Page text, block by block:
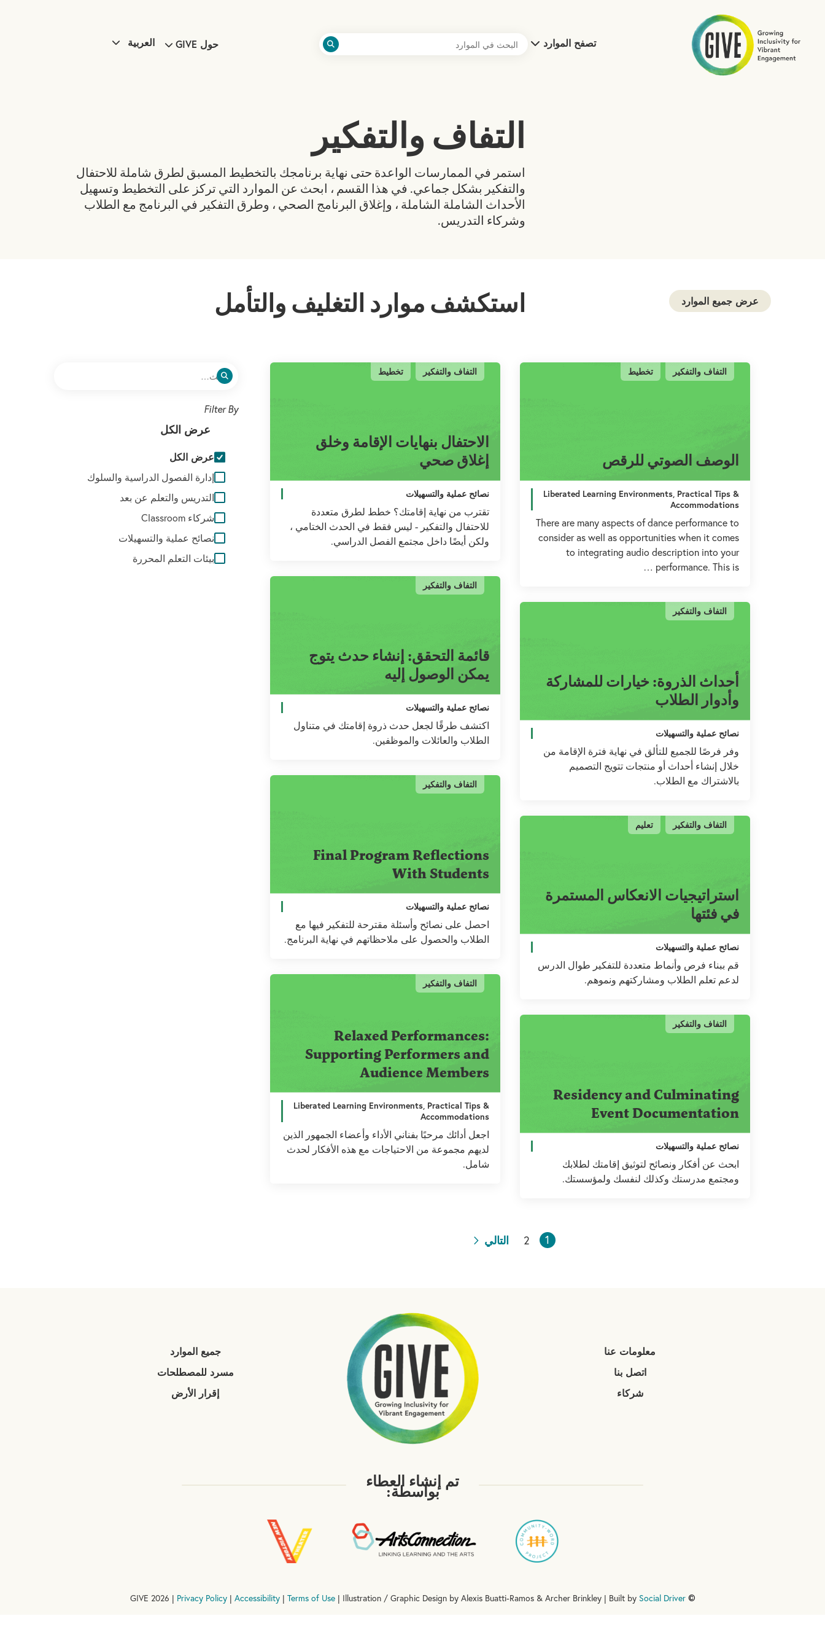
تصفح الموارد حول GIVE العربية
التفاف والتفكير
استمر في الممارسات الواعدة حتى نهاية برنامجك بالتخطيط المسبق لطرق شاملة للاحتفال
والتفكير بشكل جماعي. في هذا القسم ، ابحث عن الموارد التي تركز على التخطيط وتسهيل
الأحداث الشاملة الشاملة ، وإغلاق البرنامج الصحي ، وطرق التفكير في البرنامج مع الطلاب
وشركاء التدريس.
استكشف موارد التغليف والتأمل عرض جميع الموارد
بحث هذا الموقع
عرض الكل
عرض الكل
إدارة الفصول الدراسية والسلوك
التدريس والتعلم عن بعد
شركاء Classroom
نصائح عملية والتسهيلات
بيئات التعلم المحررة
التفاف والتفكير تخطيط
الوصف الصوتي للرقص
Liberated Learning Environments, Practical Tips &
Accommodations
There are many aspects of dance performance to
consider as well as opportunities when it comes
to integrating audio description into your
performance. This is …
التفاف والتفكير تخطيط
الاحتفال بنهايات الإقامة وخلق
إغلاق صحي
نصائح عملية والتسهيلات
تقترب من نهاية إقامتك؟ خطط لطرق متعددة
للاحتفال والتفكير - ليس فقط في الحدث الختامي ،
ولكن أيضًا داخل مجتمع الفصل الدراسي.
التفاف والتفكير
قائمة التحقق: إنشاء حدث يتوج
يمكن الوصول إليه
نصائح عملية والتسهيلات
اكتشف طرقًا لجعل حدث ذروة إقامتك في متناول
الطلاب والعائلات والموظفين.
التفاف والتفكير
أحداث الذروة: خيارات للمشاركة
وأدوار الطلاب
نصائح عملية والتسهيلات
وفر فرصًا للجميع للتألق في نهاية فترة الإقامة من
خلال إنشاء أحداث أو منتجات تتويج التصميم
بالاشتراك مع الطلاب.
التفاف والتفكير
Final Program Reflections
With Students
نصائح عملية والتسهيلات
احصل على نصائح وأسئلة مقترحة للتفكير فيها مع
الطلاب والحصول على ملاحظاتهم في نهاية البرنامج.
التفاف والتفكير تعليم
استراتيجيات الانعكاس المستمرة
في فئتها
نصائح عملية والتسهيلات
قم ببناء فرص وأنماط متعددة للتفكير طوال الدرس
لدعم تعلم الطلاب ومشاركتهم ونموهم.
التفاف والتفكير
Relaxed Performances:
Supporting Performers and
Audience Members
Liberated Learning Environments, Practical Tips &
Accommodations
اجعل أدائك مرحبًا بفناني الأداء وأعضاء الجمهور الذين
لديهم مجموعة من الاحتياجات مع هذه الأفكار لحدث
شامل.
التفاف والتفكير
Residency and Culminating
Event Documentation
نصائح عملية والتسهيلات
ابحث عن أفكار ونصائح لتوثيق إقامتك لطلابك
ومجتمع مدرستك وكذلك لنفسك ولمؤسستك.
1
2 التالي
معلومات عنا
اتصل بنا
شركاء
جميع الموارد
مسرد للمصطلحات
إقرار الأرض
تم إنشاء العطاء
بواسطة:
©
GIVE 2026 |
Privacy Policy| Accessibility| Terms of Use| Illustration / Graphic Design by Alexis Buatti-Ramos & Archer Brinkley | Built by Social Driver